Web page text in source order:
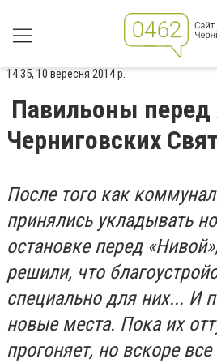
14:35, 10 вересня 2014 р.
Павильоны перед
Черниговских
После того как
принялись укладывать
остановке перед
решили, что
специально для них... И
новые места. Пока их
прогоняет, но вскоре